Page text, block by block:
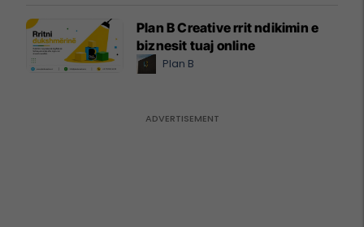
Plan B Creative rrit ndikimin e
biznesit tuaj online
Plan B